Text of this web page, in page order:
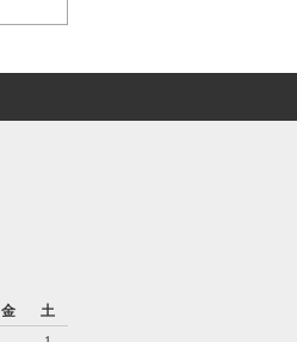
金
土